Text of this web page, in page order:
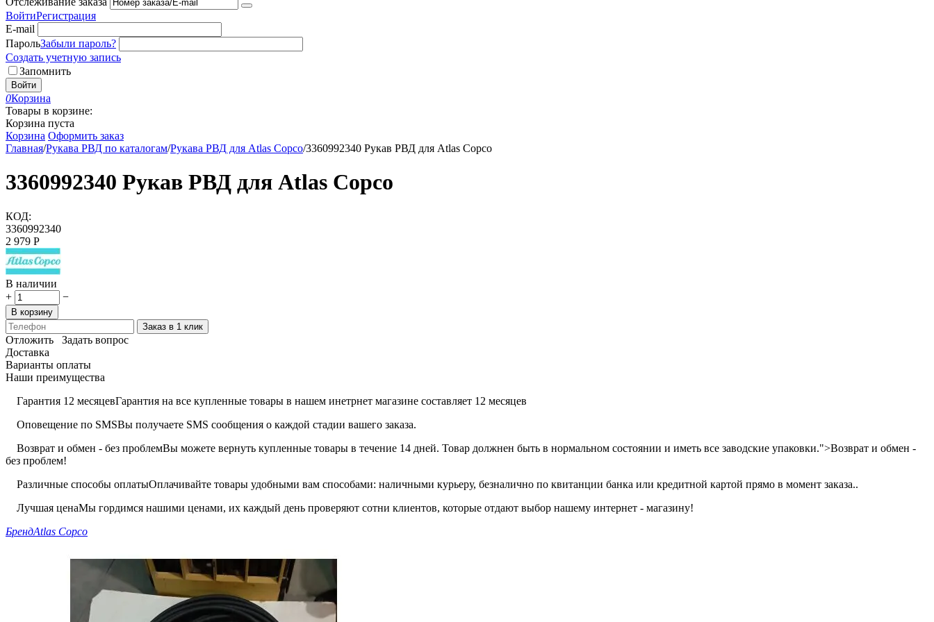
ВойтиРегистрация
E-mail
ПарольЗабыли пароль?
Создать учетную запись
Запомнить
Войти
0Корзина
Товары в корзине:
Корзина пуста
Корзина Оформить заказ
Главная/Рукава РВД по каталогам/Рукава РВД для Atlas Copco/3360992340 Рукав РВД для Atlas Copco
3360992340 Рукав РВД для Atlas Copco
КОД:
3360992340
2 979 Р
В наличии
+
−
В корзину
Заказ в 1 клик
Отложить
Задать вопрос
Доставка
Варианты оплаты
Наши преимущества
Гарантия 12 месяцевГарантия на все купленные товары в нашем инетрнет магазине составляет 12 месяцев
Оповещение по SMSВы получаете SMS сообщения о каждой стадии вашего заказа.
Возврат и обмен - без проблемВы можете вернуть купленные товары в течение 14 дней. Товар должнен быть в нормальном состоянии и иметь все заводские упаковки.">Возврат и обмен -
без проблем!
Различные способы оплатыОплачивайте товары удобными вам способами: наличными курьеру, безналично по квитанции банка или кредитной картой прямо в момент заказа..
Лучшая ценаМы гордимся нашими ценами, их каждый день проверяют сотни клиентов, которые отдают выбор нашему интернет - магазину!
БрендAtlas Copco